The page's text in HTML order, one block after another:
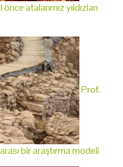
atalarımız yıldızları
Prof.
bir araştırma modeli